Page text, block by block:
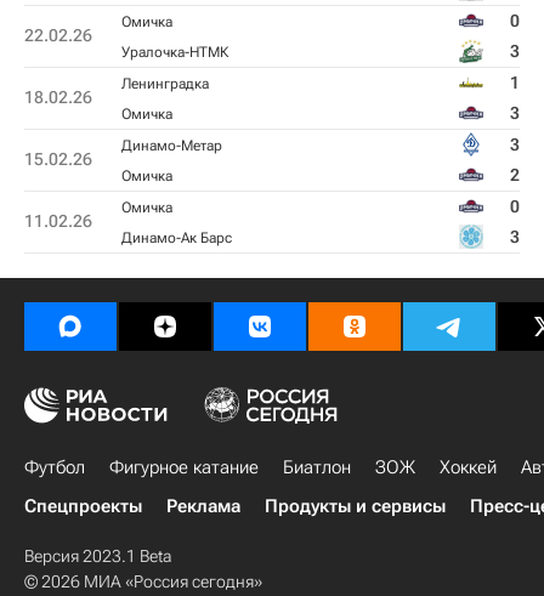
22.02.26
Омичка 0
Уралочка-НТМК 3
18.02.26
Ленинградка 1
Омичка 3
15.02.26
Динамо-Метар 3
Омичка 2
11.02.26
Омичка 0
Динамо-Ак Барс 3
Футбол Фигурное катание Биатлон ЗОЖ Хоккей
Спецпроекты
Реклама Продукты и сервисы Пресс-
Версия 2023.1 Beta
© 2026 МИА «Россия сегодня»